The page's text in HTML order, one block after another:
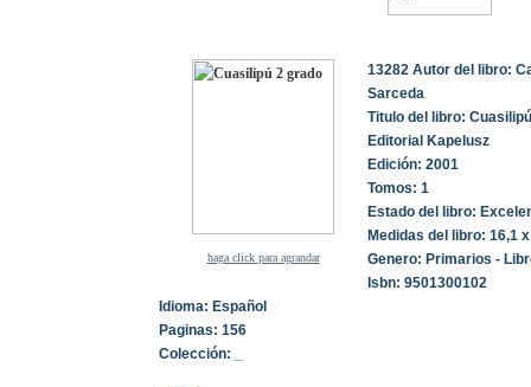
haga click para agrandar
13282 Autor del libro:
Sarceda
Titulo del libro:
Editorial Kapelusz
Edición: 2001
Tomos: 1
Estado del libro:
Medidas del libro: 16,1
Genero: Primarios -
Isbn: 9501300102
Idioma: Español
Paginas: 156
Colección: _